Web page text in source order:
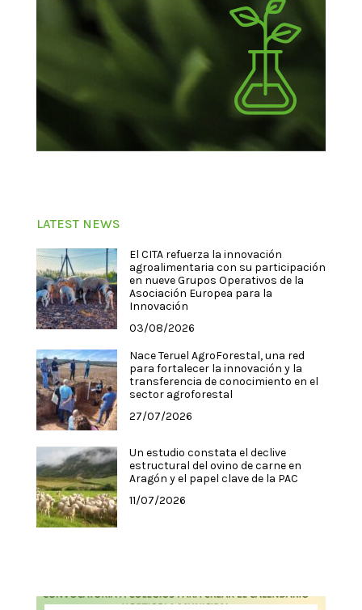
LATEST NEWS
El CITA refuerza la innovación
agroalimentaria con su participación
en nueve Grupos Operativos de la
Asociación Europea para la
Innovación
03/08/2026
Nace Teruel AgroForestal, una red
para fortalecer la innovación y la
transferencia de conocimiento en el
sector agroforestal
27/07/2026
Un estudio constata el declive
estructural del ovino de carne en
Aragón y el papel clave de la PAC
11/07/2026